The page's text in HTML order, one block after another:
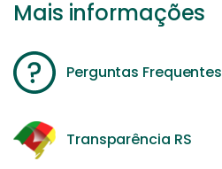
Mais informações
Perguntas Frequentes
Transparência RS